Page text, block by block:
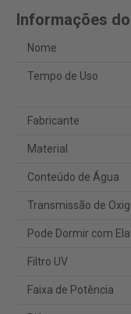
Informações
Nome
Tempo de Uso
Fabricante
Material
Conteúdo de Água
Transmissão de
Pode Dormir com Ela
Filtro UV
Faixa de Potência